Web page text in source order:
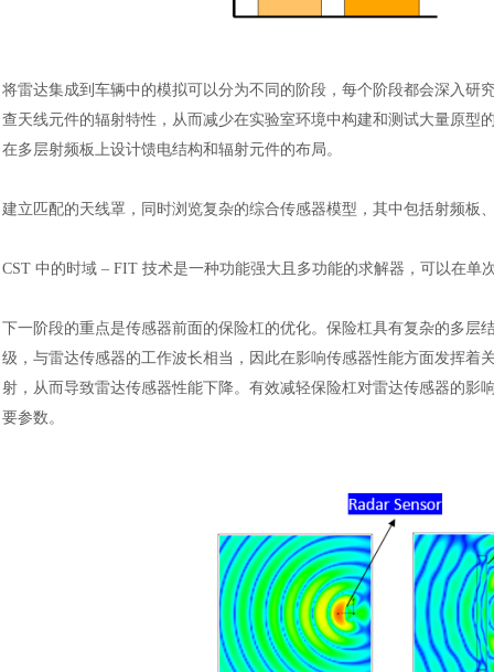
将雷达集成到车辆中的模拟可以分为不同的阶段，每个阶段都会深入研
查天线元件的辐射特性，从而减少在实验室环境中构建和测试大量原型
在多层射频板上设计馈电结构和辐射元件的布局。
建立匹配的天线罩，同时浏览复杂的综合传感器模型，其中包括射频板
CST 中的时域 – FIT 技术是一种功能强大且多功能的求解器，可以在
下一阶段的重点是传感器前面的保险杠的优化。保险杠具有复杂的多
级，与雷达传感器的工作波长相当，因此在影响传感器性能方面发挥
射，从而导致雷达传感器性能下降。有效减轻保险杠对雷达传感器的
要参数。